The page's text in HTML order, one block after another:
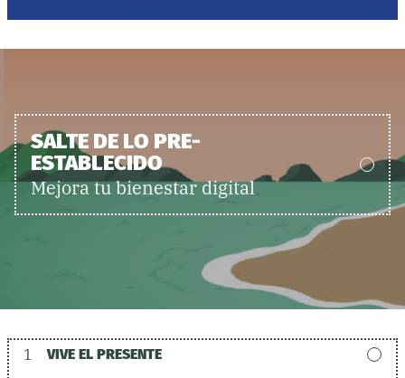
SALTE DE LO PRE-
ESTABLECIDO
Mejora tu bienestar digital
1 VIVE EL PRESENTE